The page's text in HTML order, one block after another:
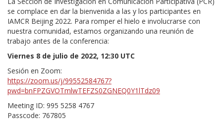
se complace en dar la bienvenida a las y los participantes en
IAMCR Beijing 2022. Para romper el hielo e involucrarse con
nuestra comunidad, estamos organizando una reunión de
trabajo antes de la conferencia:
Viernes 8 de julio de 2022, 12:30 UTC
Sesión en Zoom:
https://zoom.us/j/99552584767?
pwd=bnFPZGVOTmlwTEFZS0ZGNEQ0Y1lTdz09
Meeting ID: 995 5258 4767
Passcode: 767805